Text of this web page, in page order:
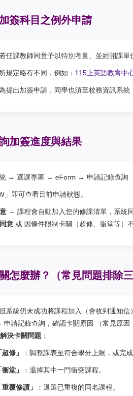
簽科目之例外申請
任課教師同意予以特別考量、並經開課
規定略有不同，例如： 115上英語教育中
提出加簽申請，同學也須至校務資訊
加簽進度與結果
→ 選課專區 → eForm → 申請記錄查詢
」即可查看目前申請狀態。
→ 課程會自動加入您的修課清單，系統同
意或 因條件限制卡關（超修、衝堂等）
怎麼辦？（常見問題排除三
系統仍未成功將課程加入（會收到通知信
請記錄查詢，確認卡關原因 （常見原因
決卡關問題 ：
修」 ：調整課表至符合學分上限，或完成
堂」 ：退掉其中一門衝突課程。
覆修讀」 ：退選已重複的同名課程。